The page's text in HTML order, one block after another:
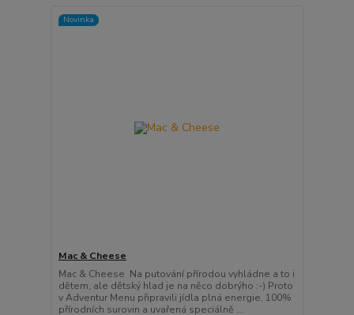
Novinka
Mac & Cheese
Mac & Cheese Na putování přírodou vyhládne a to i
dětem, ale dětský hlad je na něco dobrýho :-) Proto
v Adventur Menu připravili jídla plná energie, 100%
přírodních surovin a uvařená speciálně ...